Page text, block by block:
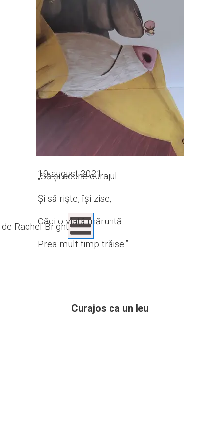
de Rachel Bright
„Să-și adune curajul
Și să riște, își zise,
Căci o viață măruntă
Prea mult timp trăise.”
10 august 2021
Curajos ca un leu